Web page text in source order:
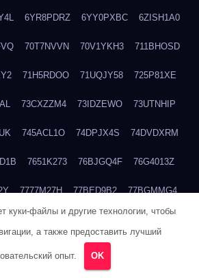
6YR8PDRZ 6YY0PXBC 6ZISH1A0
70T7NVVN 70V1YKH3 711BHOSD
71H5RDOO 71UQJY58 725P81XE
73CXZZM4 73IDZEWO 73UTNHIP
745ACL1O 74DPJX4S 74DVDXRM
7651K273 76BJGQ4F 76G4013Z
7777M27H 77BED9B2 77BGMMG4
780FZHSV 78Q29S80
куки-файлы и другие технологии, чтобы
а также предоставить лучший
опыт. OK